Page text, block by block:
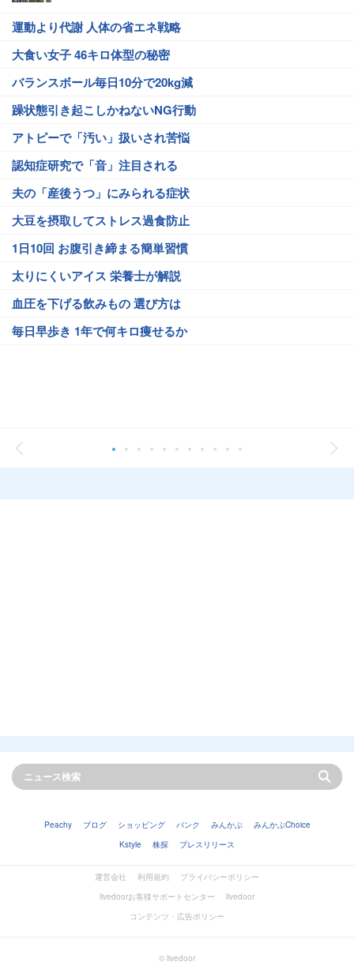
運動より代謝 人体の省エネ戦略
大食い女子 46キロ体型の秘密
バランスボール毎日10分で20kg減
躁状態引き起こしかねないNG行動
アトピーで「汚い」扱いされ苦悩
認知症研究で「音」注目される
夫の「産後うつ」にみられる症状
大豆を摂取してストレス過食防止
1日10回 お腹引き締まる簡単習慣
太りにくいアイス 栄養士が解説
血圧を下げる飲みもの 選び方は
毎日早歩き 1年で何キロ痩せるか
Peachy ブログ ショッピング バンク みんかぶ
みんかぶChoice
Kstyle
株探 プレスリリース
運営会社 利用規約
プライバシーポリシー
livedoorお客様サポートセンター
livedoor
コンテンツ・広告ポリシー
© livedoor